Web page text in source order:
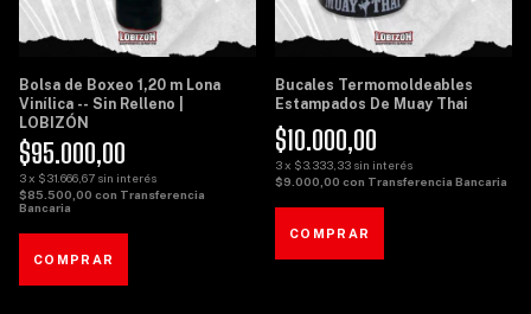
Bolsa de Boxeo 1,20 m Lona
Vinílica -- Sin Relleno |
LOBIZÓN
$95.000,00
3x $31.666,67 sin interés
$85.500,00 con Transferencia
Bancaria
Bucales Termomoldeables
Estampados De Muay Thai
$10.000,00
3x $3.333,33 sin interés
$9.000,00 con Transferencia Bancaria